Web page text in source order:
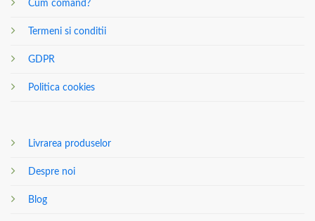
Cum comand?
Termeni si conditii
GDPR
Politica cookies
Livrarea produselor
Despre noi
Blog